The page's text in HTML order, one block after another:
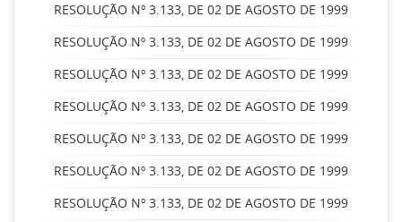
RESOLUÇÃO Nº 3.133, DE 02 DE AGOSTO DE 1999
RESOLUÇÃO Nº 3.133, DE 02 DE AGOSTO DE 1999
RESOLUÇÃO Nº 3.133, DE 02 DE AGOSTO DE 1999
RESOLUÇÃO Nº 3.133, DE 02 DE AGOSTO DE 1999
RESOLUÇÃO Nº 3.133, DE 02 DE AGOSTO DE 1999
RESOLUÇÃO Nº 3.133, DE 02 DE AGOSTO DE 1999
RESOLUÇÃO Nº 3.133, DE 02 DE AGOSTO DE 1999